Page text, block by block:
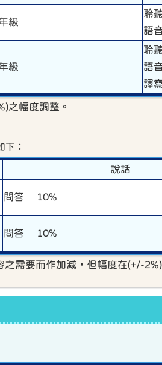
級
聆
語
級
聆
語
譯
之幅度調整。
：
說話
問答 10%
問答 10%
需要而作加減，但幅度在(+/-2%)